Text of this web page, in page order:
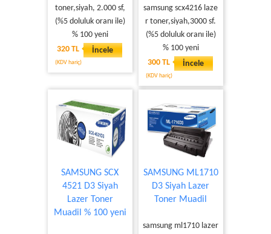
toner,siyah, 2.000 sf,
(%5 doluluk oranı ile)
% 100 yeni
320 TL
(KDV hariç)
İncele
samsung scx4216 laze
r toner,siyah,3000 sf.
(%5 doluluk oranı ile)
% 100 yeni
300 TL
(KDV hariç)
İncele
SAMSUNG SCX
4521 D3 Siyah
Lazer Toner
Muadil % 100 yeni
SAMSUNG ML1710
D3 Siyah Lazer
Toner Muadil
samsung ml1710 lazer